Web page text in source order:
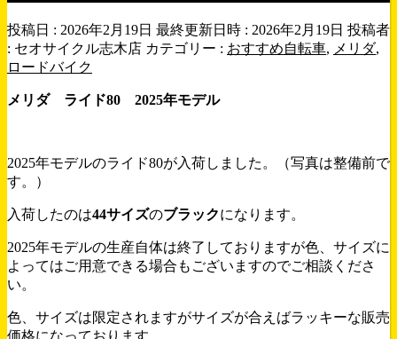
投稿日 : 2026年2月19日 最終更新日時 : 2026年2月19日 投稿者
: セオサイクル志木店 カテゴリー : おすすめ自転車, メリダ,
ロードバイク
メリダ ライド80 2025年モデル
2025年モデルのライド80が入荷しました。（写真は整備前で
す。）
入荷したのは44サイズのブラックになります。
2025年モデルの生産自体は終了しておりますが色、サイズに
よってはご用意できる場合もございますのでご相談くださ
い。
色、サイズは限定されますがサイズが合えばラッキーな販売